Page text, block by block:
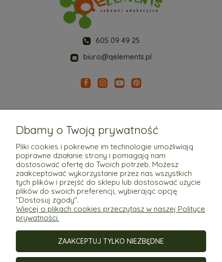
Pomoc
Moje konto
Płatności i dostawa
Informacje
605 09 49 25
biuro@qelements.pl
Dbamy o Twoją prywatność
Pliki cookies i pokrewne im technologie umożliwiają
poprawne działanie strony i pomagają nam
dostosować ofertę do Twoich potrzeb. Możesz
zaakceptować wykorzystanie przez nas wszystkich
tych plików i przejść do sklepu lub dostosować użycie
plików do swoich preferencji, wybierając opcję
"Dostosuj zgody".
Więcej o plikach cookies przeczytasz w naszej Polityce
prywatności.
ZAAKCEPTUJ TYLKO NIEZBĘDNE